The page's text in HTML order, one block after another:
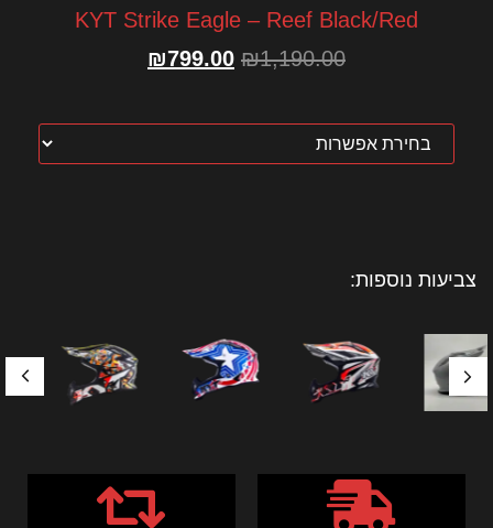
KYT Strike Eagle – Reef Black/Red
₪1,190.00
₪799.00
צביעות נוספות: